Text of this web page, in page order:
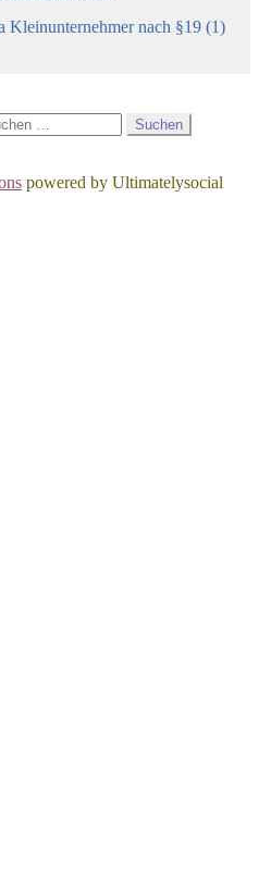
Kleinunternehmer nach §19 (1)
Suchen
powered by Ultimatelysocial